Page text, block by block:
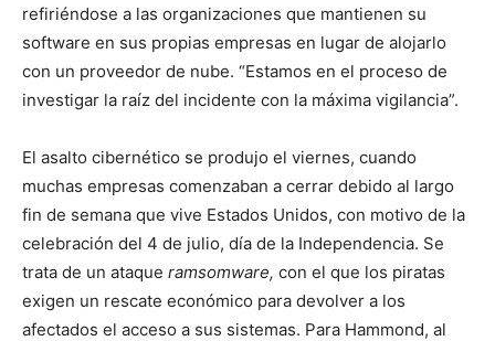
refiriéndose a las organizaciones que mantienen su
software en sus propias empresas en lugar de alojarlo
con un proveedor de nube. “Estamos en el proceso de
investigar la raíz del incidente con la máxima vigilancia”.
El asalto cibernético se produjo el viernes, cuando
muchas empresas comenzaban a cerrar debido al largo
fin de semana que vive Estados Unidos, con motivo de la
celebración del 4 de julio, día de la Independencia. Se
trata de un ataque ramsomware, con el que los piratas
exigen un rescate económico para devolver a los
afectados el acceso a sus sistemas. Para Hammond, al